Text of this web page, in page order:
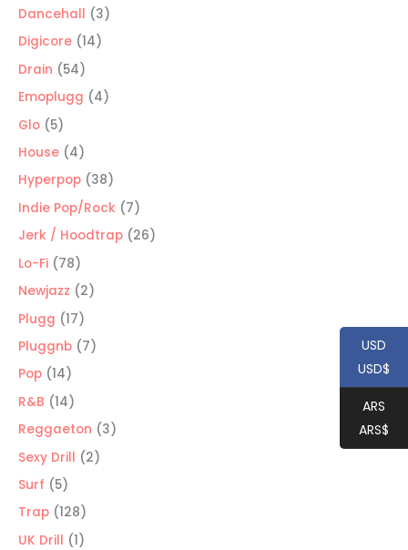
productos
Dancehall 33
Digicore 1414
Drain 5454
productos
Emoplugg 44
Glo 55
productos
House 44
productos
Hyperpop 3838
productos
Indie Pop/Rock 77
productos
Jerk / Hoodtrap 2626
Lo-Fi 7878
productos
Newjazz 22
Plugg 1717
productos
Pluggnb 77
Pop 1414
productos
R&B 1414
productos
Reggaeton 33
Sexy Drill 22
Surf 55
productos
Trap 128128
productos
UK Drill 11
USD
USD$
ARS
ARS$